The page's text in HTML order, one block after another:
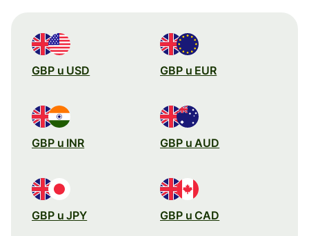
GBP u USD GBP u EUR
GBP u INR GBP u AUD
GBP u JPY GBP u CAD